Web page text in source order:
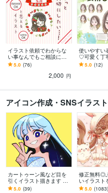
イラスト依頼でわからな
い事なんでもご相談にの
ります X・インスタ・ブ
ログ・LINE・YouTube・
5.0 (76)
2,000 円
使いやすい
♡可愛く丁
ます インス
ト、ブログ
5.0 (12)
アイコン作成・SNSイラス
カートゥーン風など目を
引くイラスト描きます SN
Sアイコンや記念イラス
5.0 (39)
修正無料◎
いイラスト
す X、
5.0 (1083)